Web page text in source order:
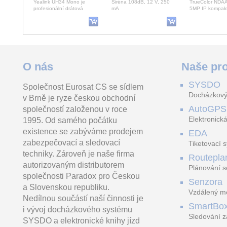
Yealink UH34 Mono je
profesionální drátová
ucho s USB konektorem a
Siréna 108dB, 12 V, 250
mA
TrueColor
5MP IP
Autonomní přístupová
čtečka biometrické otisků
prstů a/nebo EM karet
125kHz s Wiegand 26/34
1 860.00 Kč
vč. DPH 2 250.60 Kč
TurretCam HL (8 Mp/2.8
mm) je drátová AI IP kamera
bílé světlo)
tričko velikosti L
vč. DPH
O nás
Společnost Eurosat CS se sídlem
v Brně je ryze českou obchodní
společností založenou v roce
1995. Od samého počátku
existence se zabýváme prodejem
zabezpečovací a sledovací
techniky. Zároveň je naše firma
autorizovaným distributorem
společnosti Paradox pro Českou
a Slovenskou republiku.
Nedílnou součástí naší činnosti je
i vývoj docházkového systému
SYSDO a elektronické knihy jízd
Naše
SYSDO
AutoGPS
EDA
Tiketovací
Plánování
Senzora
Vzdálený
Sledování